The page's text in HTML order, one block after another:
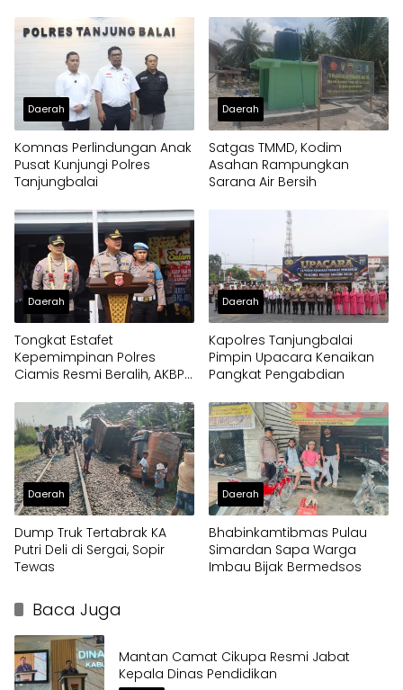
Daerah
Komnas Perlindungan Anak
Pusat Kunjungi Polres
Tanjungbalai
Daerah
Satgas TMMD, Kodim
Asahan Rampungkan
Sarana Air Bersih
Daerah
Tongkat Estafet
Kepemimpinan Polres
Ciamis Resmi Beralih, AKBP
Pengabdian Presisi untuk
Masyarakat
Daerah
Kapolres Tanjungbalai
Pimpin Upacara Kenaikan
Pangkat Pengabdian
Daerah
Dump Truk Tertabrak KA
Putri Deli di Sergai, Sopir
Tewas
Daerah
Bhabinkamtibmas Pulau
Simardan Sapa Warga
Imbau Bijak Bermedsos
Baca Juga
Mantan Camat Cikupa Resmi Jabat
Kepala Dinas Pendidikan